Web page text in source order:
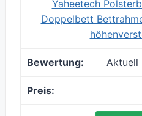
Yaheetech
Doppelbett
Aktuell